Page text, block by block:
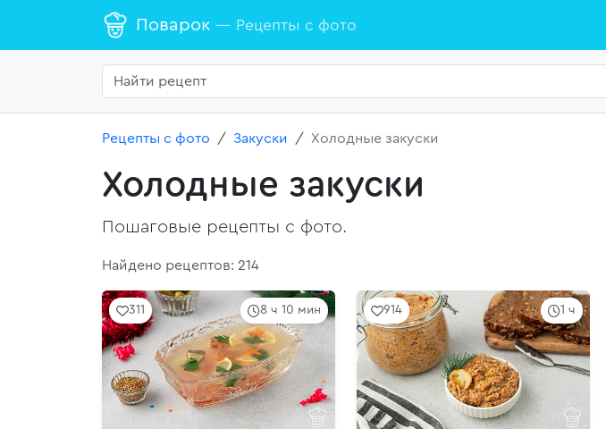
Поварок — Рецепты с фото
Рецепты с фото Закуски Холодные закуски
Холодные закуски
Пошаговые рецепты с фото.
Найдено рецептов: 214
8 ч 10 мин
311 1 ч
914